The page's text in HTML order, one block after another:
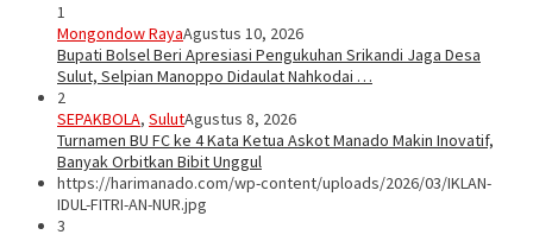
1
Mongondow RayaAgustus 10, 2026
Bupati Bolsel Beri Apresiasi Pengukuhan Srikandi Jaga Desa
Sulut, Selpian Manoppo Didaulat Nahkodai …
2
SEPAKBOLA, SulutAgustus 8, 2026
Turnamen BU FC ke 4 Kata Ketua Askot Manado Makin Inovatif,
Banyak Orbitkan Bibit Unggul
https://harimanado.com/wp-content/uploads/2026/03/IKLAN-
IDUL-FITRI-AN-NUR.jpg
3